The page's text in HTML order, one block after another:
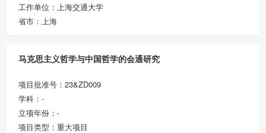
工作单位：上海交通大学
省市：上海
马克思主义哲学与中国哲学的会通研究
项目批准号：23&ZD009
学科：-
立项年份：-
项目类型：重大项目